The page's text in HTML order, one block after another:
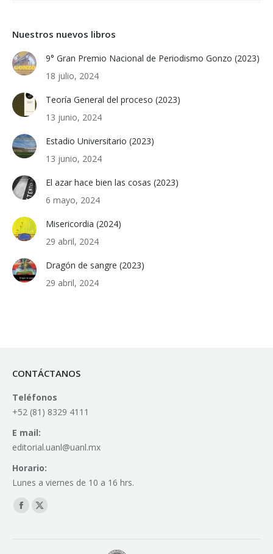
Nuestros nuevos libros
9° Gran Premio Nacional de Periodismo Gonzo (2023)
18 julio, 2024
Teoría General del proceso (2023)
13 junio, 2024
Estadio Universitario (2023)
13 junio, 2024
El azar hace bien las cosas (2023)
6 mayo, 2024
Misericordia (2024)
29 abril, 2024
Dragón de sangre (2023)
29 abril, 2024
CONTÁCTANOS
Teléfonos
+52 (81) 8329 4111
E mail:
editorial.uanl@uanl.mx
Horario:
Lunes a viernes de 10 a 16 hrs.
Find us on:
Facebook
X